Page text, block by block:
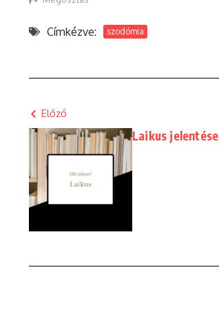
Címkézve: szodómia
Előző
Laikus jelentése